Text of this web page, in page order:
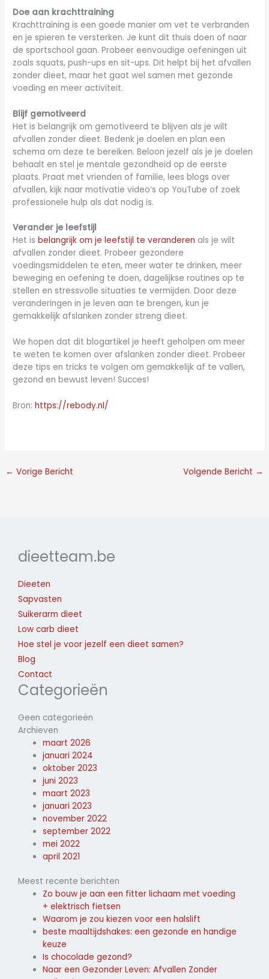
Doe aan krachttraining
Krachttraining is een goede manier om vet te verbranden
en je spieren te versterken. Je kunt dit thuis doen of naar
de sportschool gaan. Probeer eenvoudige oefeningen uit
zoals squats, push-ups en sit-ups. Dit helpt bij het afvallen
zonder dieet, maar het gaat wel samen met gezonde
voeding en meer activiteit.
Blijf gemotiveerd
Het is belangrijk om gemotiveerd te blijven als je wilt
afvallen zonder dieet. Bedenk je doelen en plan een
schema om deze te bereiken. Beloon jezelf als je je doelen
behaalt en stel je mentale gezondheid op de eerste
plaats. Praat met vrienden of familie, lees blogs over
afvallen, kijk naar motivatie video’s op YouTube of zoek
professionele hulp als dat nodig is.
Verander je leefstijl
Het is belangrijk om je leefstijl te veranderen als je wilt
afvallen zonder dieet. Probeer gezondere
voedingsmiddelen te eten, meer water te drinken, meer
beweging en oefening te doen, dagelijkse routines op te
stellen en stressvolle situaties te vermijden. Door deze
veranderingen in je leven aan te brengen, kun je
gemakkelijk afslanken zonder streng dieet.
We hopen dat dit blogartikel je heeft geholpen om meer
te weten te komen over afslanken zonder dieet. Probeer
deze tips en tricks te volgen om gemakkelijk af te vallen,
gezond en bewust leven! Succes!
Bron: https://rebody.nl/
← Vorige Bericht Volgende Bericht →
dieetteam.be
Dieeten
Sapvasten
Suikerarm dieet
Low carb dieet
Hoe stel je voor jezelf een dieet samen?
Blog
Contact
Categorieën
Geen categorieën
Archieven
maart 2026
januari 2024
oktober 2023
juni 2023
maart 2023
januari 2023
november 2022
september 2022
mei 2022
april 2021
Meest recente berichten
Zo bouw je aan een fitter lichaam met voeding
+ elektrisch fietsen
Waarom je zou kiezen voor een halslift
beste maaltijdshakes: een gezonde en handige
keuze
Is chocolade gezond?
Naar een Gezonder Leven: Afvallen Zonder